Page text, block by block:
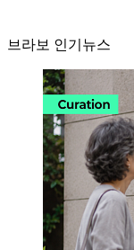
브라보 인기뉴스